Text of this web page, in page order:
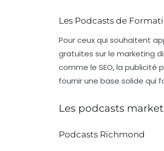
Les Podcasts de
Pour ceux qui souhaitent
gratuites sur le marketing
comme le SEO, la
fournir une base solide qui
Les podcasts
Podcasts Richmond